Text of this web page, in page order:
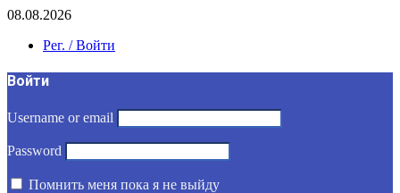
08.08.2026
Рег. / Войти
Войти
Username or email
Password
Помнить меня пока я не выйду